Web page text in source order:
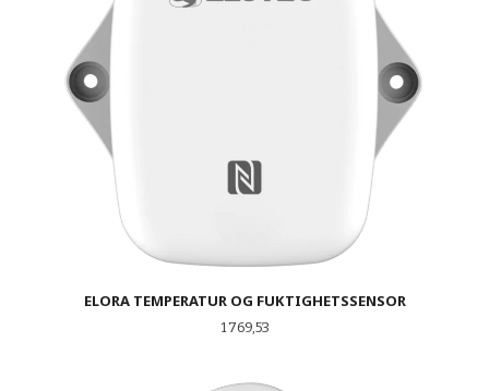
ELORA TEMPERATUR OG FUKTIGHETSSENSOR
Pris
1 769,53